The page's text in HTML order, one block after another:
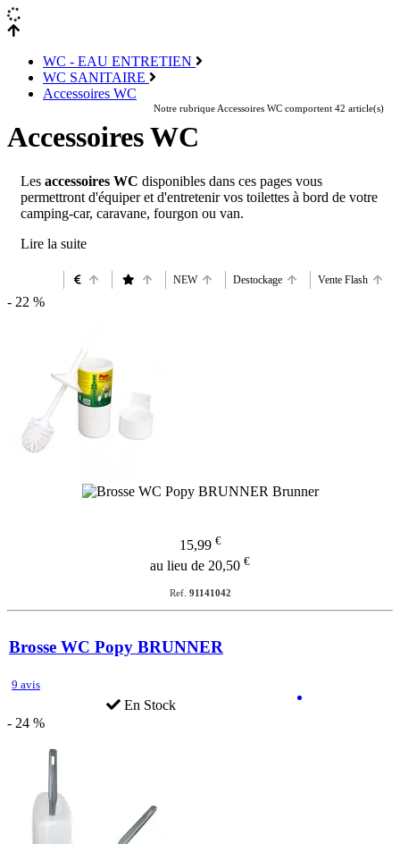
WC - EAU ENTRETIEN
WC SANITAIRE
Accessoires WC
Accessoires WC
Notre rubrique Accessoires WC comportent 42 article(s)
Les accessoires WC disponibles dans ces pages vous
permettront d'équiper et d'entretenir vos toilettes à bord de votre
camping-car, caravane, fourgon ou van.
NEW Destockage Vente Flash
- 22 %
15,99 €
au lieu de 20,50 €
Ref. 91141042
Brosse WC Popy BRUNNER
9 avis
En Stock
- 24 %